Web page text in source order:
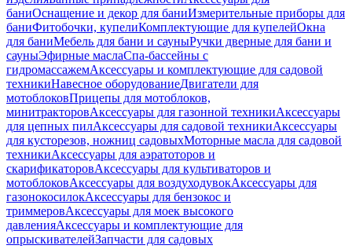
баниОснащение и декор для баниИзмерительные приборы для
баниФитобочки, купелиКомплектующие для купелейОкна
для баниМебель для бани и сауныРучки дверные для бани и
сауныЭфирные маслаСпа-бассейны с
гидромассажемАксессуары и комплектующие для садовой
техникиНавесное оборудованиеДвигатели для
мотоблоковПрицепы для мотоблоков,
минитракторовАксессуары для газонной техникиАксессуары
для цепных пилАксессуары для садовой техникиАксессуары
для кусторезов, ножниц садовыхМоторные масла для садовой
техникиАксессуары для аэратоторов и
скарификаторовАксессуары для культиваторов и
мотоблоковАксессуары для воздуходувокАксессуары для
газонокосилокАксессуары для бензокос и
триммеровАксессуары для моек высокого
давленияАксессуары и комплектующие для
опрыскивателейЗапчасти для садовых